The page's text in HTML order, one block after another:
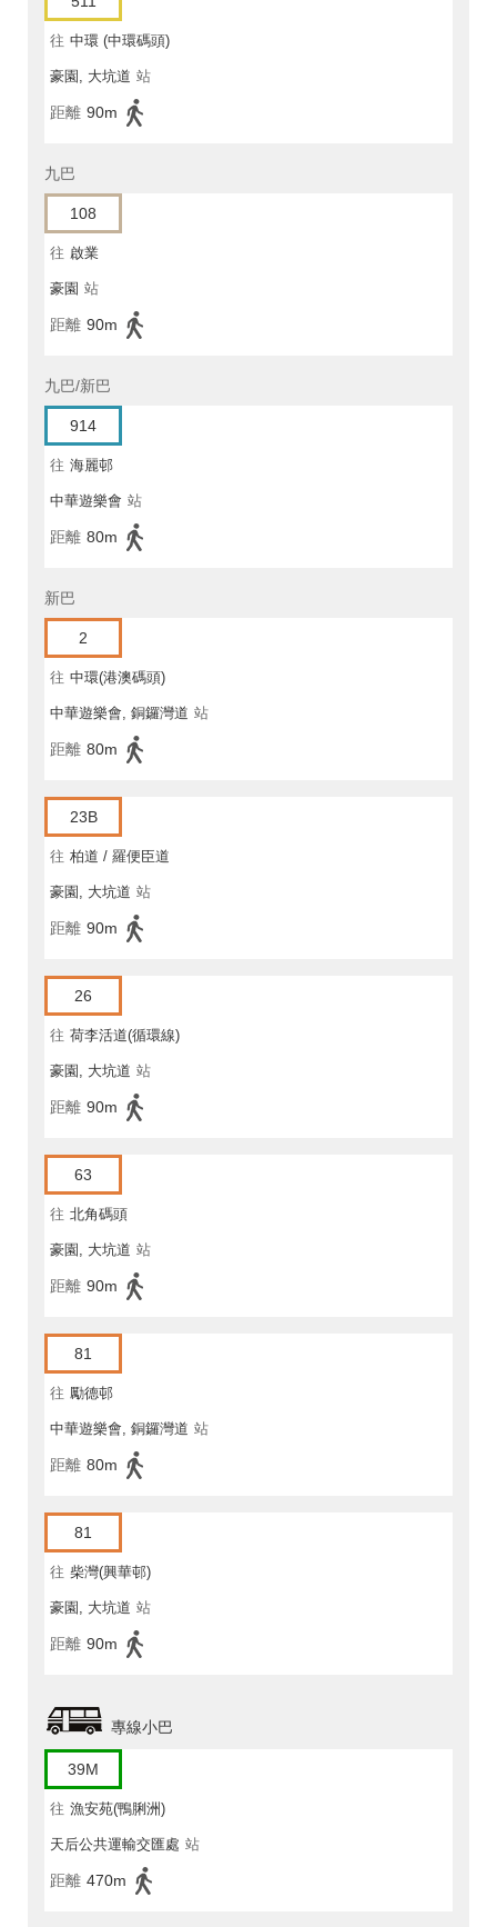
往 中環 (中環碼頭)
豪園, 大坑道 站
距離 90m
九巴
108
往 啟業
豪園 站
距離 90m
九巴/新巴
914
往 海麗邨
中華遊樂會 站
距離 80m
新巴
2
往 中環(港澳碼頭)
中華遊樂會, 銅鑼灣道 站
距離 80m
23B
往 柏道 / 羅便臣道
豪園, 大坑道 站
距離 90m
26
往 荷李活道(循環線)
豪園, 大坑道 站
距離 90m
63
往 北角碼頭
豪園, 大坑道 站
距離 90m
81
往 勵德邨
中華遊樂會, 銅鑼灣道 站
距離 80m
81
往 柴灣(興華邨)
豪園, 大坑道 站
距離 90m
專線小巴
39M
往 漁安苑(鴨脷洲)
天后公共運輸交匯處 站
距離 470m